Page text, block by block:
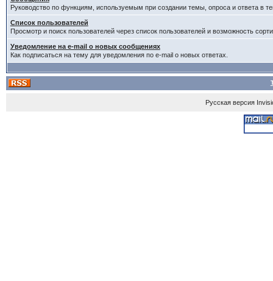
Руководство по функциям, используемым при создании темы, опроса и ответа в
Список пользователей
Просмотр и поиск пользователей через список пользователей и возможность
Уведомление на e-mail о новых сообщениях
Как подписаться на тему для уведомления по e-mail о новых ответах.
Русская версия